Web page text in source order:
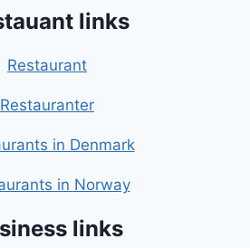
links
Restaurant
Restauranter
in Denmark
in Norway
links